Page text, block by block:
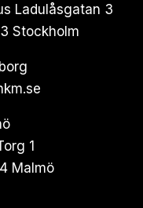
Ladulåsgatan 3
Stockholm
1
Malmö